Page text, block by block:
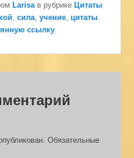
Larisaв рубрике Цитаты
,сила,учение, цитаты.
ссылку.
Обязательные